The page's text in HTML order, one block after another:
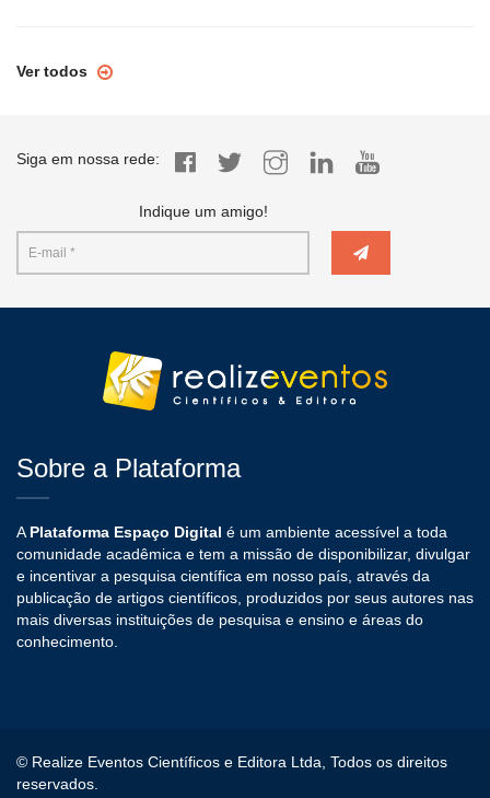
Ver todos
Siga em nossa rede:
Indique um amigo!
Sobre a Plataforma
A Plataforma Espaço Digital é um ambiente acessível a toda
comunidade acadêmica e tem a missão de disponibilizar, divulgar
e incentivar a pesquisa científica em nosso país, através da
publicação de artigos científicos, produzidos por seus autores nas
mais diversas instituições de pesquisa e ensino e áreas do
conhecimento.
© Realize Eventos Científicos e Editora Ltda, Todos os direitos
reservados.